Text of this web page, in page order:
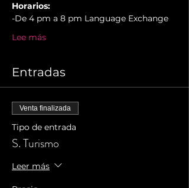
Horarios:
-De 4 pm a 8 pm Language Exchange
Lee más
Entradas
Venta finalizada
Tipo de entrada
S. Turismo
Leer más